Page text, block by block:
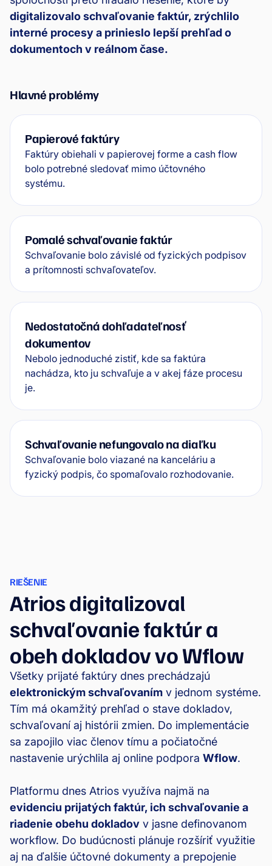
digitalizovalo schvaľovanie faktúr, zrýchlilo
interné procesy a prinieslo lepší prehľad o
dokumentoch v reálnom čase.
Hlavné problémy
Papierové faktúry
Faktúry obiehali v papierovej forme a cash flow
bolo potrebné sledovať mimo účtovného
systému.
Pomalé schvaľovanie faktúr
Schvaľovanie bolo závislé od fyzických podpisov
a prítomnosti schvaľovateľov.
Nedostatočná dohľadateľnosť
dokumentov
Nebolo jednoduché zistiť, kde sa faktúra
nachádza, kto ju schvaľuje a v akej fáze procesu
je.
Schvaľovanie nefungovalo na diaľku
Schvaľovanie bolo viazané na kanceláriu a
fyzický podpis, čo spomaľovalo rozhodovanie.
RIEŠENIE
Atrios digitalizoval
schvaľovanie faktúr a
obeh dokladov vo Wflow
Všetky prijaté faktúry dnes prechádzajú
elektronickým schvaľovaním v jednom systéme.
Tím má okamžitý prehľad o stave dokladov,
schvaľovaní aj histórii zmien. Do implementácie
sa zapojilo viac členov tímu a počiatočné
nastavenie urýchlila aj online podpora Wflow.
Platformu dnes Atrios využíva najmä na
evidenciu prijatých faktúr, ich schvaľovanie a
riadenie obehu dokladov v jasne definovanom
workflow. Do budúcnosti plánuje rozšíriť využitie
aj na ďalšie účtovné dokumenty a prepojenie